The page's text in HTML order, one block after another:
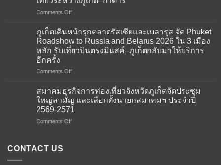
Comments Offon
ธุรกิจ
ท่อง
เที่ยว
ภูเก็ต
ต้อนรับ
คณะ
ผู้
แทน
จาก
ภูเก็ตเดินหน้ารุกตลาดรัสเซียและเบลารุส จัด Phuket
Roadshow to Russia and Belarus 2026 ใน 3 เมือง
หลัก รับเที่ยวบินตรงมินสค์–ภูเก็ตกลับมาให้บริการ
อีกครั้ง
Comments Offon
เดิน
รุก
ตลาด
รัส
สมาคมธุรกิจการท่องเที่ยวจังหวัดภูเก็ตจัดประชุม
ใหญ่สามัญ และเลือกตั้งนายกสมาคมฯ ประจำปี
2569-2571
Comments Offon
CONTACT US